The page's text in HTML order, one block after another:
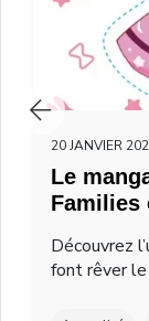
20 JANVIER
Le
Families
Découvrez
font rêver